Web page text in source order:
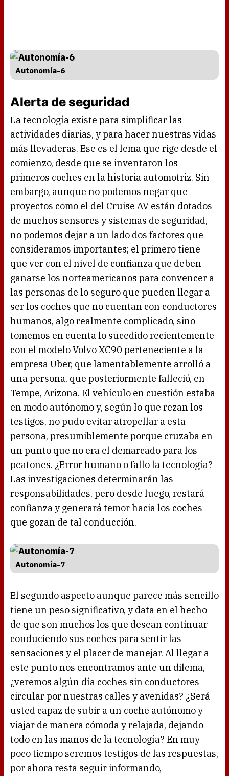
Autonomía-6
Alerta de seguridad
La tecnología existe para simplificar las
actividades diarias, y para hacer nuestras vidas
más llevaderas. Ese es el lema que rige desde el
comienzo, desde que se inventaron los
primeros coches en la historia automotriz. Sin
embargo, aunque no podemos negar que
proyectos como el del Cruise AV están dotados
de muchos sensores y sistemas de seguridad,
no podemos dejar a un lado dos factores que
consideramos importantes; el primero tiene
que ver con el nivel de confianza que deben
ganarse los norteamericanos para convencer a
las personas de lo seguro que pueden llegar a
ser los coches que no cuentan con conductores
humanos, algo realmente complicado, sino
tomemos en cuenta lo sucedido recientemente
con el modelo Volvo XC90 perteneciente a la
empresa Uber, que lamentablemente arrolló a
una persona, que posteriormente falleció, en
Tempe, Arizona. El vehículo en cuestión estaba
en modo autónomo y, según lo que rezan los
testigos, no pudo evitar atropellar a esta
persona, presumiblemente porque cruzaba en
un punto que no era el demarcado para los
peatones. ¿Error humano o fallo la tecnología?
Las investigaciones determinarán las
responsabilidades, pero desde luego, restará
confianza y generará temor hacia los coches
que gozan de tal conducción.
Autonomía-7
El segundo aspecto aunque parece más sencillo
tiene un peso significativo, y data en el hecho
de que son muchos los que desean continuar
conduciendo sus coches para sentir las
sensaciones y el placer de manejar. Al llegar a
este punto nos encontramos ante un dilema,
¿veremos algún día coches sin conductores
circular por nuestras calles y avenidas? ¿Será
usted capaz de subir a un coche autónomo y
viajar de manera cómoda y relajada, dejando
todo en las manos de la tecnología? En muy
poco tiempo seremos testigos de las respuestas,
por ahora resta seguir informando,